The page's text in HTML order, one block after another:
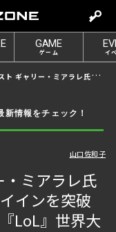
e
t
l
o
g
n
GAME
ゲーム イ
がプレイインを突破できるチャンスはある」【『LoL』世界大会2019現地レポート】
情報をチェック！
山口佐和子
・ミアラレ氏
インを突破
LoL』世界大